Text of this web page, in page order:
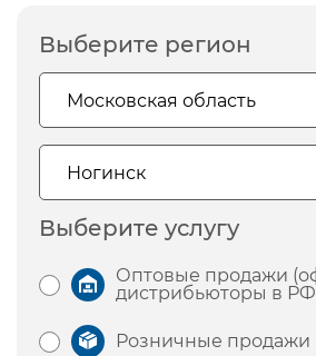
Выберите регион
Выберите услугу
Оптовые продажи
дистрибьюторы в
Розничные продажи